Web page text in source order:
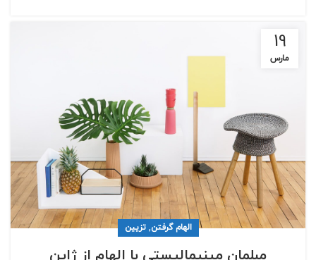
19
مارس
الهام گرفتن,تزیین
مبلمان مینیمالیستی با الهام از ژاپن